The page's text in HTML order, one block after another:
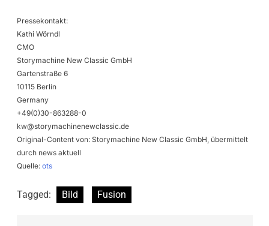
Pressekontakt:
Kathi Wörndl
CMO
Storymachine New Classic GmbH
Gartenstraße 6
10115 Berlin
Germany
+49(0)30-863288-0
kw@storymachinenewclassic.de
Original-Content von: Storymachine New Classic GmbH, übermittelt
durch news aktuell
Quelle: ots
Tagged: Bild Fusion